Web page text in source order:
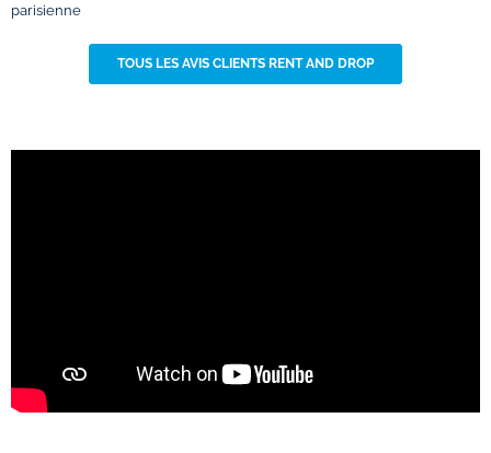
parisienne
TOUS LES AVIS CLIENTS RENT AND DROP